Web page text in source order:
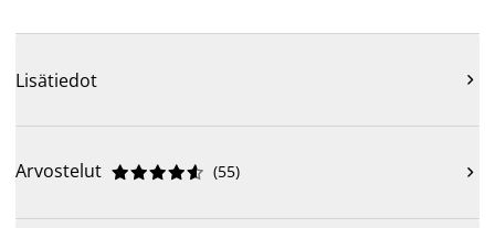
Lisätiedot 
Arvostelut 




 (55) 